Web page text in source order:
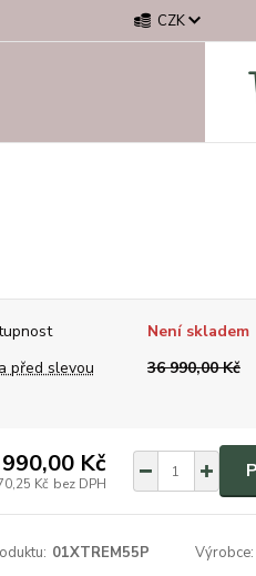
CZK
Není skladem
před slevou
36 990,00 Kč
Kč
Kč bez DPH
01XTREM55P Výrobce: